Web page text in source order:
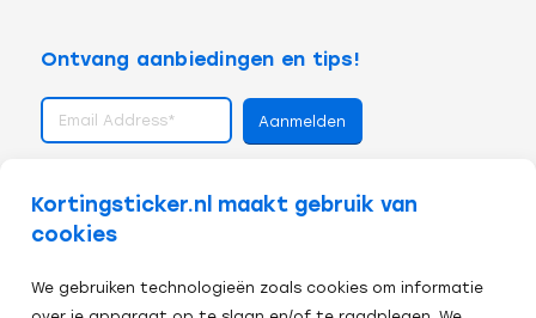
Kortingsticker.nl maakt gebruik van
cookies
We gebruiken technologieën zoals cookies om informatie
Ontvang aanbiedingen en tips!